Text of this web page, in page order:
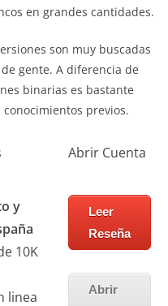
en grandes cantidades.
son muy buscadas
gente. A diferencia de
binarias es bastante
previos.
Abrir Cuenta
y
10K
linea
Leer
Reseña
Abrir